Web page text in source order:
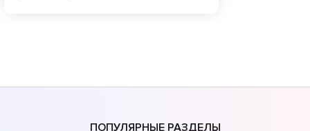
ПОПУЛЯРНЫЕ РАЗДЕЛЫ